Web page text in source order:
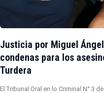
Justicia por Miguel
condenas para los
Turdera
El Tribunal Oral en lo Criminal N° 3